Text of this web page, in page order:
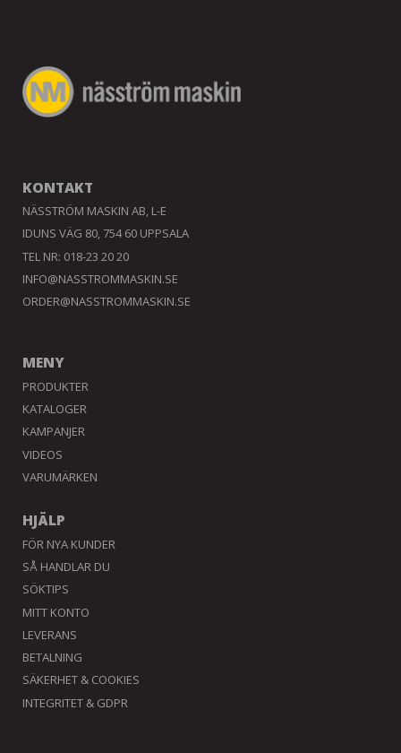
KONTAKT
NÄSSTRÖM MASKIN AB, L-E
IDUNS VÄG 80, 754 60 UPPSALA
TEL NR: 018-23 20 20
INFO@NASSTROMMASKIN.SE
ORDER@NASSTROMMASKIN.SE
MENY
PRODUKTER
KATALOGER
KAMPANJER
VIDEOS
VARUMÄRKEN
HJÄLP
FÖR NYA KUNDER
SÅ HANDLAR DU
SÖKTIPS
MITT KONTO
LEVERANS
BETALNING
SÄKERHET & COOKIES
INTEGRITET & GDPR